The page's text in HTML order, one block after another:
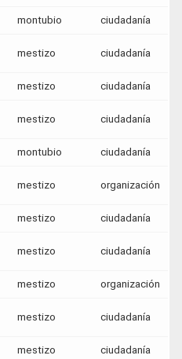
montubio ciudadanía
mestizo ciudadanía
mestizo ciudadanía
mestizo ciudadanía
montubio ciudadanía
mestizo organización
mestizo ciudadanía
mestizo ciudadanía
mestizo organización
mestizo ciudadanía
mestizo ciudadanía